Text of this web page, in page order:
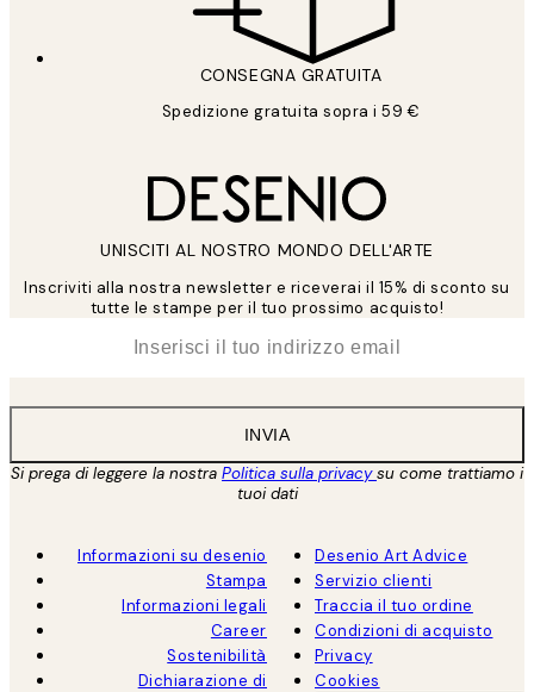
CONSEGNA GRATUITA
Spedizione gratuita sopra i 59 €
UNISCITI AL NOSTRO MONDO DELL'ARTE
Inscriviti alla nostra newsletter e riceverai il 15% di sconto su
tutte le stampe per il tuo prossimo acquisto!
INVIA
Si prega di leggere la nostra Politica sulla privacysu come trattiamo i
tuoi dati
Informazioni su desenio
Stampa
Informazioni legali
Career
Sostenibilità
Dichiarazione di
Desenio Art Advice
Servizio clienti
Traccia il tuo ordine
Condizioni di acquisto
Privacy
Cookies